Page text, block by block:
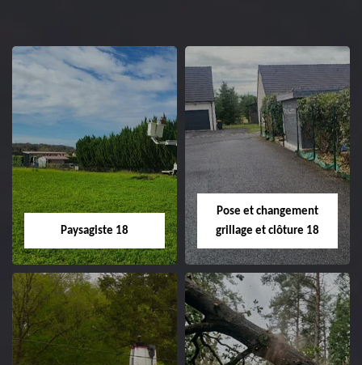
Paysagiste 18
Paysagiste 18
Pose et changement
grillage et clôture 18
Pose et